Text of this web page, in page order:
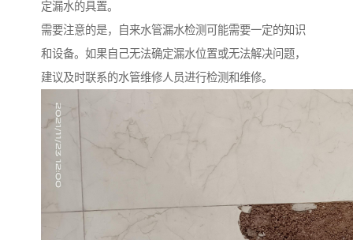
定漏水的具置。
需要注意的是，自来水管漏水检测可能需要一定的知识
和设备。如果自己无法确定漏水位置或无法解决问题，
建议及时联系的水管维修人员进行检测和维修。